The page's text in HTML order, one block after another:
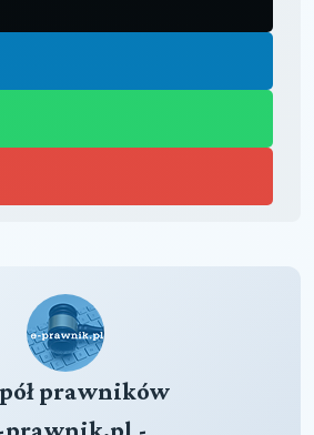
prawników
prawnik.pl -